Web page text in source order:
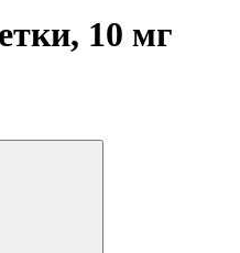
10 мг